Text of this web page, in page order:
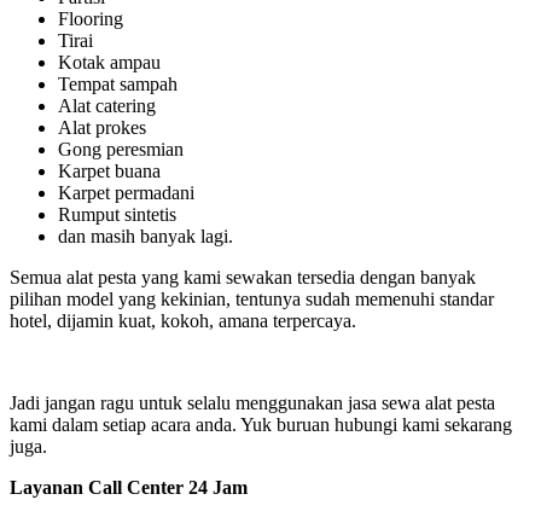
Flooring
Tirai
Kotak ampau
Tempat sampah
Alat catering
Alat prokes
Gong peresmian
Karpet buana
Karpet permadani
Rumput sintetis
dan masih banyak lagi.
Semua alat pesta yang kami sewakan tersedia dengan banyak
pilihan model yang kekinian, tentunya sudah memenuhi standar
hotel, dijamin kuat, kokoh, amana terpercaya.
Jadi jangan ragu untuk selalu menggunakan jasa sewa alat pesta
kami dalam setiap acara anda. Yuk buruan hubungi kami sekarang
juga.
Layanan Call Center 24 Jam